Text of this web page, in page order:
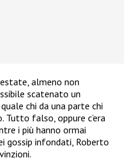
almeno non
scatenato un
chi da una parte chi
Tutto falso, oppure c’era
i più hanno ormai
gossip infondati, Roberto